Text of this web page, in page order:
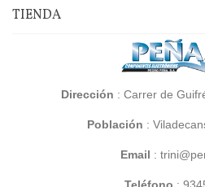
TIENDA
Dirección : Carrer de
Población :
Email :
Teléfono :